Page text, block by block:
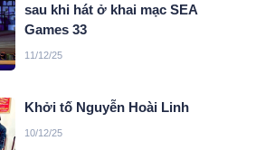
sau khi hát ở khai mạc SEA
Games 33
11/12/25
Khởi tố Nguyễn Hoài Linh
10/12/25